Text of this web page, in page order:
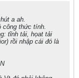
a ah.
công thức tính.
tĩnh tải, họat tải
rồi nhập cái đó là